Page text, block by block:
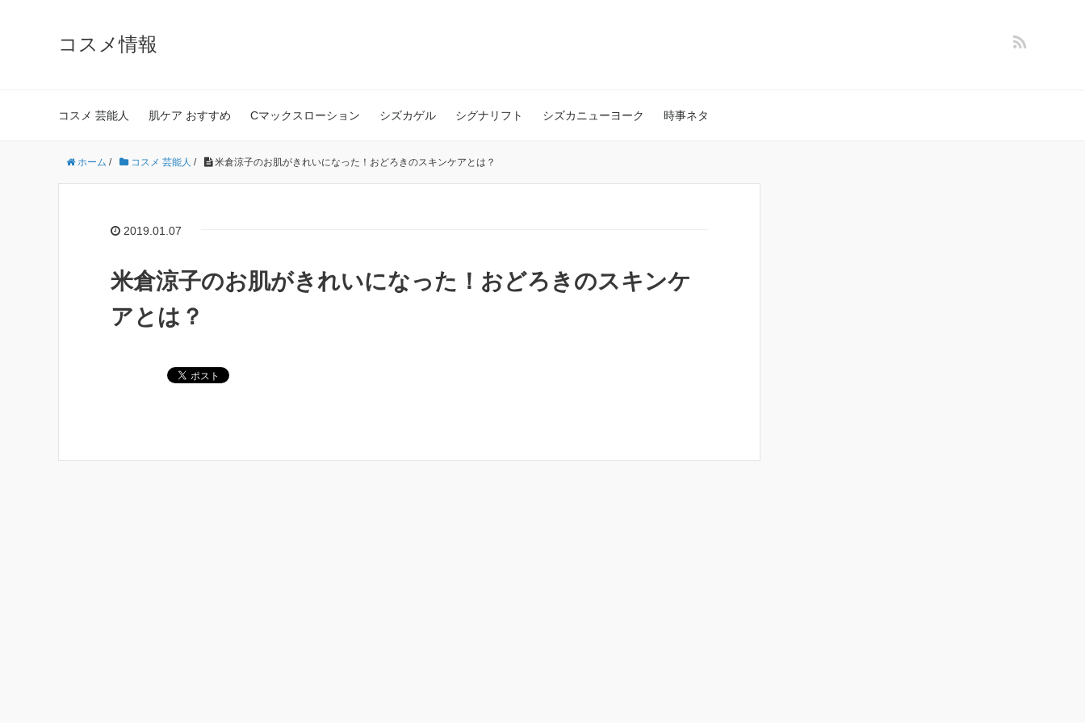
コスメ情報
コスメ 芸能人 肌ケア おすすめ Cマックスローション シズカゲル シグナリフト シズカニューヨーク 時事ネタ
ホーム / コスメ 芸能人 / 米倉涼子のお肌がきれいになった！おどろきのスキンケアとは？
2019.01.07
米倉涼子のお肌がきれいになった！おどろきのスキンケ
アとは？